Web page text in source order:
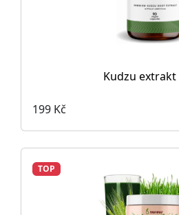
Kudzu extrakt
199 Kč
TOP